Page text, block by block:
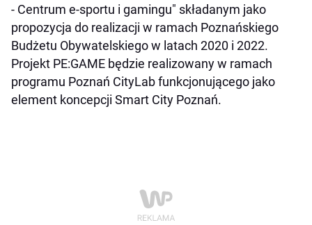
- Centrum e-sportu i gamingu" składanym jako
propozycja do realizacji w ramach Poznańskiego
Budżetu Obywatelskiego w latach 2020 i 2022.
Projekt PE:GAME będzie realizowany w ramach
programu Poznań CityLab funkcjonującego jako
element koncepcji Smart City Poznań.